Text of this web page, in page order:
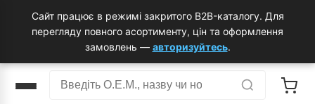
Сайт працює в режимі закритого B2B-каталогу. Для
перегляду повного асортименту, цін та оформлення
замовлень — авторизуйтесь.